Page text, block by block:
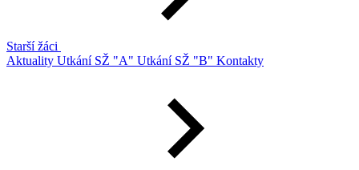
Starší žáci
Aktuality Utkání SŽ "A" Utkání SŽ "B" Kontakty